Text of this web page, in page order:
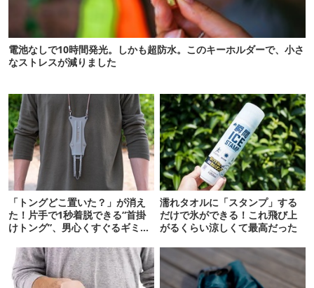
電池なしで10時間発光。しかも超防水。このキーホルダーで、小さ
なストレスが減りました
「トングどこ置いた？」が消え
た！片手で1秒着脱できる“首掛
けトング”、男心くすぐるギミッ
濡れタオルに「スタンプ」する
だけで氷ができる！これ飛び上
がるくらい涼しくて最高だった